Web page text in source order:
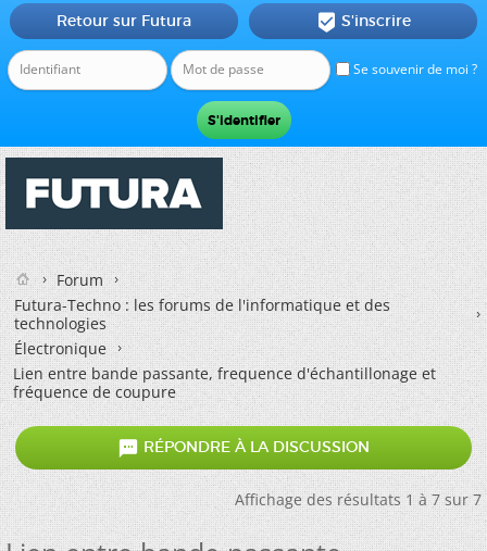
Se souvenir de moi ?
Retour sur Futura  S'inscrire
Forum
Futura-Techno : les forums de l'informatique et des
technologies
Électronique
Lien entre bande passante, frequence d'échantillonage et
fréquence de coupure
 RÉPONDRE À LA DISCUSSION
Affichage des résultats 1 à 7 sur 7